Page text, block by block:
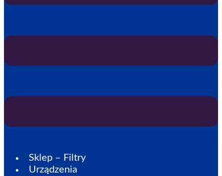
Sklep – Filtry
Urządzenia